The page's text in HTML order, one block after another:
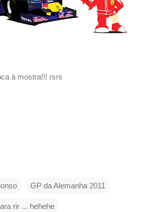
à mostra!!! rsrs
GP da Alemanha 2011
rir ... hehehe